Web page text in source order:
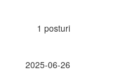
1 posturi
2025-06-26